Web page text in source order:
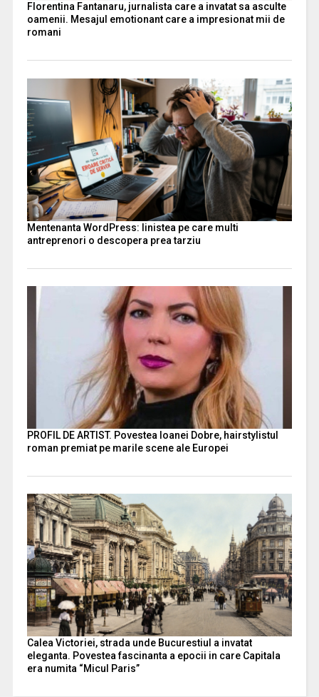
Florentina Fantanaru, jurnalista care a invatat sa asculte
oamenii. Mesajul emotionant care a impresionat mii de
romani
Mentenanta WordPress: linistea pe care multi
antreprenori o descopera prea tarziu
PROFIL DE ARTIST. Povestea Ioanei Dobre, hairstylistul
roman premiat pe marile scene ale Europei
Calea Victoriei, strada unde Bucurestiul a invatat
eleganta. Povestea fascinanta a epocii in care Capitala
era numita “Micul Paris”